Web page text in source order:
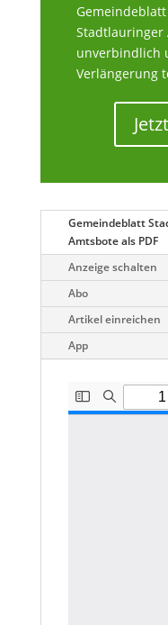
Stadtlauringer
unverbindlich
Verlängerung
Gemeindeblatt
Amtsbote als PDF
Anzeige schalten
Abo
Artikel einreichen
App